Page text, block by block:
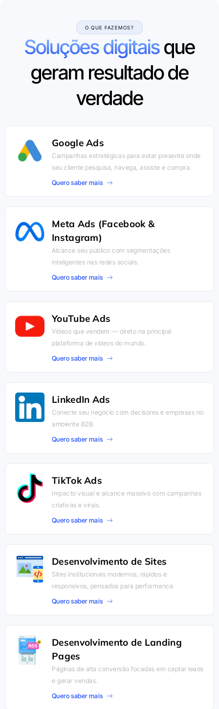
O QUE FAZEMOS?
Soluções digitaisque
geram resultado de
verdade
Google Ads
Campanhas estratégicas para estar presente onde
seu cliente pesquisa, navega, assiste e compra.
Quero saber mais
Meta Ads (Facebook &
Instagram)
Alcance seu público com segmentações
inteligentes nas redes sociais.
Quero saber mais
YouTube Ads
Vídeos que vendem — direto na principal
plataforma de vídeos do mundo.
Quero saber mais
LinkedIn Ads
Conecte seu negócio com decisores e empresas no
ambiente B2B.
Quero saber mais
TikTok Ads
Impacto visual e alcance massivo com campanhas
criativas e virais.
Quero saber mais
Desenvolvimento de Sites
Sites institucionais modernos, rápidos e
responsivos, pensados para performance.
Quero saber mais
Desenvolvimento de Landing
Pages
Páginas de alta conversão focadas em captar leads
e gerar vendas.
Quero saber mais